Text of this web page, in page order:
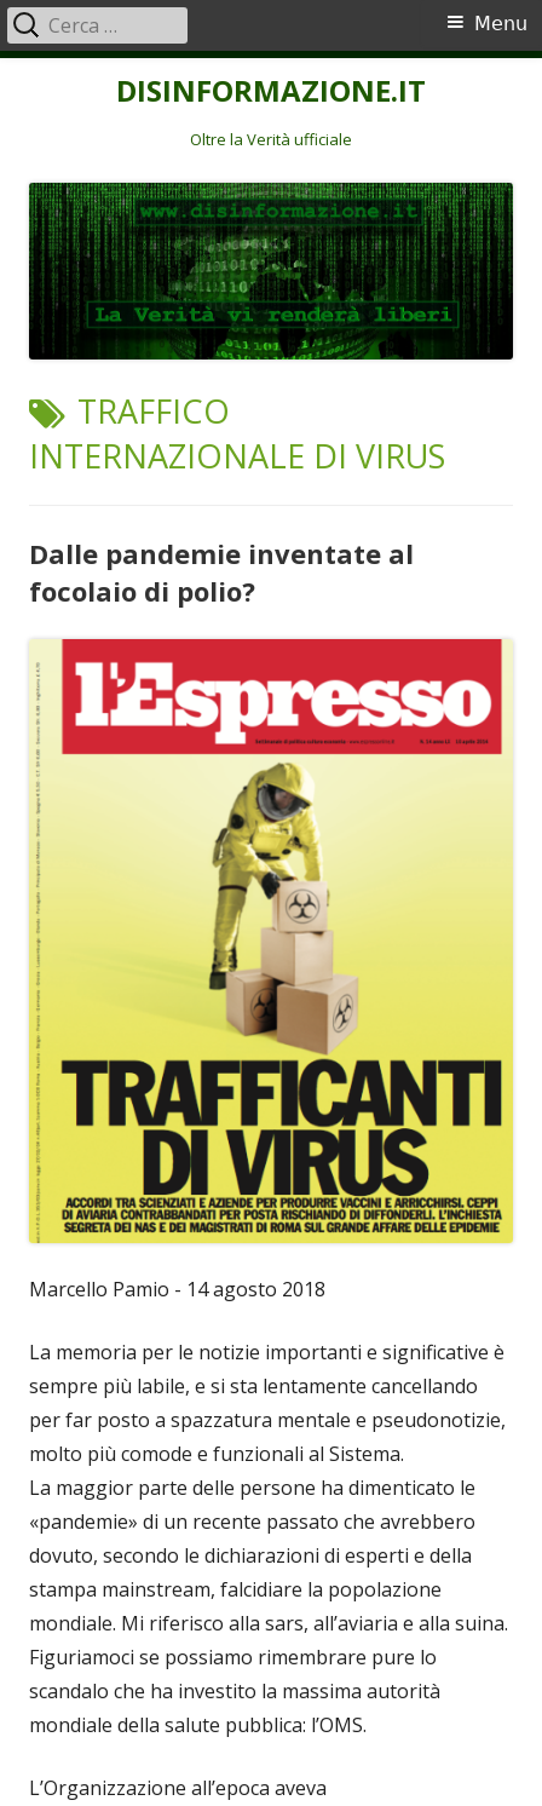
DISINFORMAZIONE.IT
Oltre la Verità ufficiale
Menu
principale
Menu
Ricerca
per:
TAG:
TRAFFICO
INTERNAZIONALE DI VIRUS
Dalle pandemie inventate al
focolaio di polio?
Marcello Pamio - 14 agosto 2018
La memoria per le notizie importanti e significative è
sempre più labile, e si sta lentamente cancellando
per far posto a spazzatura mentale e pseudonotizie,
molto più comode e funzionali al Sistema.
La maggior parte delle persone ha dimenticato le
«pandemie» di un recente passato che avrebbero
dovuto, secondo le dichiarazioni di esperti e della
stampa mainstream, falcidiare la popolazione
mondiale. Mi riferisco alla sars, all’aviaria e alla suina.
Figuriamoci se possiamo rimembrare pure lo
scandalo che ha investito la massima autorità
mondiale della salute pubblica: l’OMS.
L’Organizzazione all’epoca aveva